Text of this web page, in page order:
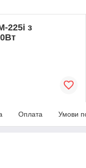
225i з
Оплата Умови